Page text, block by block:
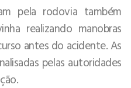
pela rodovia também
realizando manobras
antes do acidente. As
pelas autoridades